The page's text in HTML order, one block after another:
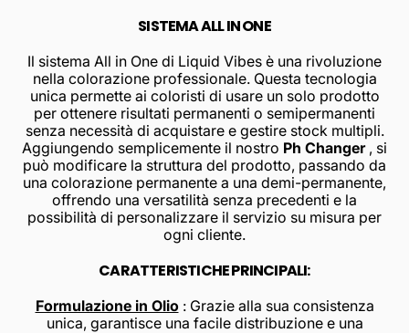
SISTEMA ALL IN ONE
Il sistema All in One di Liquid Vibes è una rivoluzione
nella colorazione professionale. Questa tecnologia
unica permette ai coloristi di usare un solo prodotto
per ottenere risultati permanenti o semipermanenti
senza necessità di acquistare e gestire stock multipli.
Aggiungendo semplicemente il nostro Ph Changer, si
può modificare la struttura del prodotto, passando da
una colorazione permanente a una demi-permanente,
offrendo una versatilità senza precedenti e la
possibilità di personalizzare il servizio su misura per
ogni cliente.
CARATTERISTICHE PRINCIPALI:
Formulazione in Olio: Grazie alla sua consistenza
unica, garantisce una facile distribuzione e una